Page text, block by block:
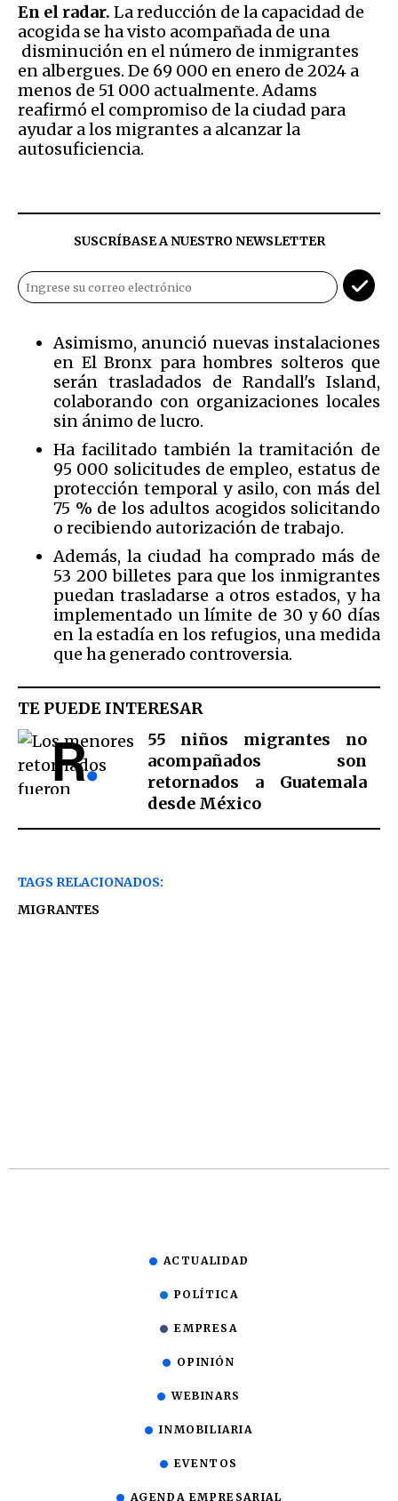
En el radar. La reducción de la capacidad de
acogida se ha visto acompañada de una
disminución en el número de inmigrantes
en albergues. De 69 000 en enero de 2024 a
menos de 51 000 actualmente. Adams
reafirmó el compromiso de la ciudad para
ayudar a los migrantes a alcanzar la
autosuficiencia.
SUSCRÍBASE A NUESTRO NEWSLETTER
Asimismo, anunció nuevas instalaciones
en El Bronx para hombres solteros que
serán trasladados de Randall's Island,
colaborando con organizaciones locales
sin ánimo de lucro.
Ha facilitado también la tramitación de
95 000 solicitudes de empleo, estatus de
protección temporal y asilo, con más del
75 % de los adultos acogidos solicitando
o recibiendo autorización de trabajo.
Además, la ciudad ha comprado más de
53 200 billetes para que los inmigrantes
puedan trasladarse a otros estados, y ha
implementado un límite de 30 y 60 días
en la estadía en los refugios, una medida
que ha generado controversia.
TE PUEDE INTERESAR
55 niños migrantes no
acompañados son
retornados a Guatemala
desde México
TAGS RELACIONADOS:
MIGRANTES
ACTUALIDAD
POLÍTICA
EMPRESA
OPINIÓN
WEBINARS
INMOBILIARIA
EVENTOS
AGENDA EMPRESARIAL